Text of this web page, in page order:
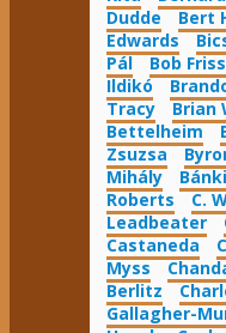
Dudde
Bert
Edwards
Pál
Bob
Ildikó
Tracy
Brian
Bettelheim
Zsuzsa
Mihály
Roberts
C.
Leadbeater
Castaneda
Myss
Berlitz
Gallagher-